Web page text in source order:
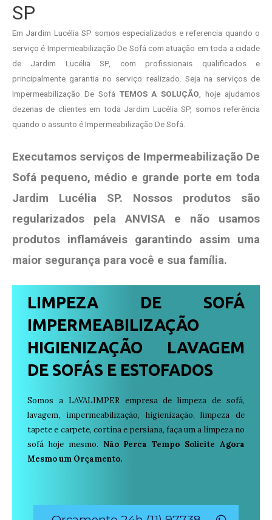
SP
Em Jardim Lucélia SP somos especializados e referencia quando o
serviço é Impermeabilização De Sofá com atuação em toda a cidade
de Jardim Lucélia SP, com profissionais qualificados e
principalmente garantia no serviço realizado. Seja na serviços de
Impermeabilização De Sofá TEMOS A SOLUÇÃO , hoje ajudamos
dezenas de clientes em toda Jardim Lucélia SP, somos referência
quando o assunto é Impermeabilização De Sofá.
Executamos serviços de Impermeabilização De
Sofá pequeno, médio e grande porte em toda
Jardim Lucélia SP. Nossos produtos são
regularizados pela ANVISA e não usamos
produtos inflamáveis garantindo assim uma
maior segurança para você e sua família.
LIMPEZA DE SOFÁ
IMPERMEABILIZAÇÃO
HIGIENIZAÇÃO LAVAGEM
DE SOFÁS E ESTOFADOS
Somos a LAVALIMPER empresa de limpeza de sofá,
lavagem, impermeabilização, higienização, limpeza de
tapete e carpete, cortina e persiana, faça um a limpeza no
sofá hoje mesmo. Não Perca Tempo Solicite Agora
Mesmo um Orçamento.